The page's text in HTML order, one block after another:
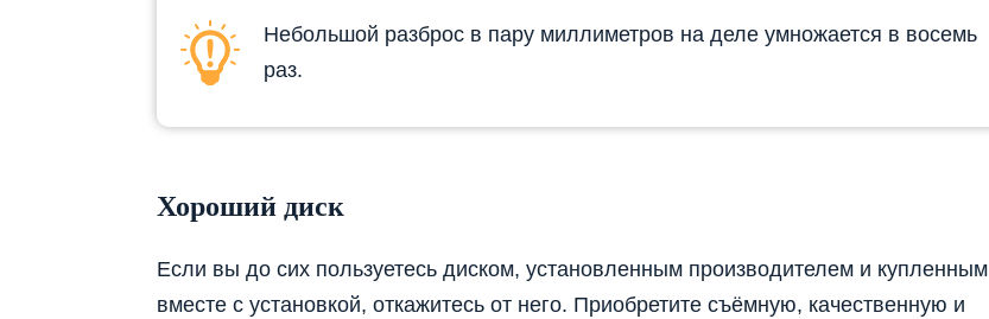
Небольшой разброс в пару миллиметров на деле умножается в восемь
раз.
Хороший диск
Если вы до сих пользуетесь диском, установленным производителем и купленным
вместе с установкой, откажитесь от него. Приобретите съёмную, качественную и